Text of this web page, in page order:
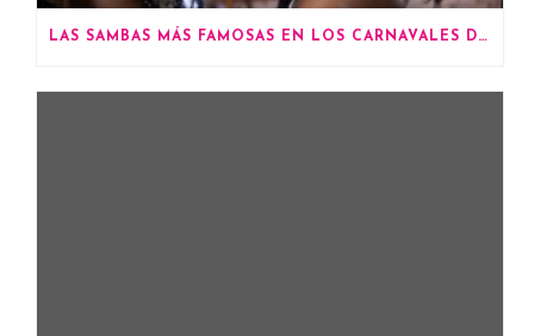
LAS SAMBAS MÁS FAMOSAS EN LOS CARNAVALES DE RÍO